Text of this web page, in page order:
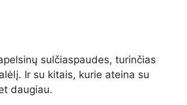
sulčiaspaudes, turinčias
Ir su kitais, kurie ateina su
daugiau.